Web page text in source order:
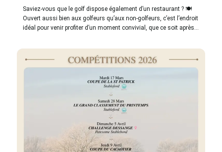
Saviez-vous que le golf dispose également d’un restaurant ? 🍽️
Ouvert aussi bien aux golfeurs qu’aux non-golfeurs, c’est l’endroit
idéal pour venir profiter d’un moment convivial, que ce soit après…